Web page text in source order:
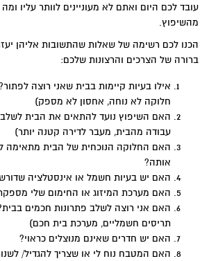
עובד לכם היום ואתם לא מעוניינים לוותר עליו
מהשיפוץ.
הכנו לכם רשימה של שאלות שהתשובות אליהן
ברורה של הצרכים והרצונות שלכם:
אילו בעיות קיימות בבית שאני רוצה
חלוקה לא נוחה, אחסון לא מספק)
האם השיפוץ נועד להתאים את הבית לשלב
עבודה מהבית, מעבר לדירה קטנה יותר)
האם החלוקה הנוכחית של הבית מתאימה
אותה?
האם יש בעיות חשמל או אינסטלציה
האם מערכת המיזוג או החימום שלי
האם אני רוצה לשלב פתרונות חכמים
תריסים חשמליים, מערכת בית חכם)
האם יש חדרים שאינם מנוצלים כראוי?
האם המטבח נוח לי או שצריך להגדיל/